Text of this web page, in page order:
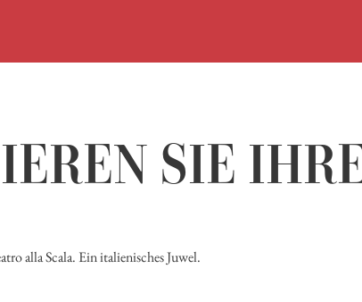
SIE
alla Scala. Ein italienisches Juwel.